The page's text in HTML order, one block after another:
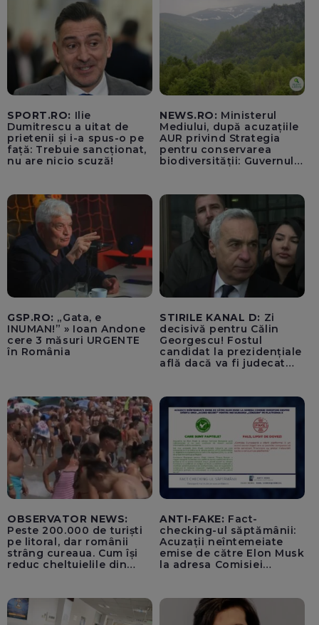
SPORT.RO: Ilie
Dumitrescu a uitat de
prietenii și i-a spus-o pe
față: Trebuie sancționat,
nu are nicio scuză!
NEWS.RO: Ministerul
Mediului, după acuzațiile
AUR privind Strategia
pentru conservarea
biodiversității: Guvernul a
500.000 de lei/ Costul
total - 373.600 de lei a
acoperit întregul studiu
tehnic, structurat în opt
activită
GSP.RO: „Gata, e
INUMAN!” » Ioan Andone
cere 3 măsuri URGENTE
în România
STIRILE KANAL D: Zi
decisivă pentru Călin
Georgescu! Fostul
candidat la prezidențiale
află dacă va fi judecat
OBSERVATOR NEWS:
Peste 200.000 de turiști
pe litoral, dar românii
strâng cureaua. Cum își
reduc cheltuielile din
ANTI-FAKE: Fact-
checking-ul săptămânii:
Acuzații neîntemeiate
emise de către Elon Musk
la adresa Comisiei
pentru instaurarea
„cenzurii” pe platforma X